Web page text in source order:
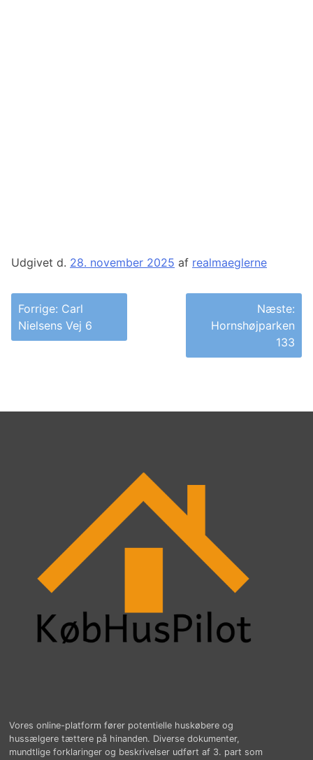
Udgivet d. 28. november 2025 af realmaeglerne
Indlægsnavigation
Forrige: Carl
Nielsens Vej 6
Næste:
Hornshøjparken
133
Vores online-platform fører potentielle huskøbere og
hussælgere tættere på hinanden. Diverse dokumenter,
mundtlige forklaringer og beskrivelser udført af 3. part som